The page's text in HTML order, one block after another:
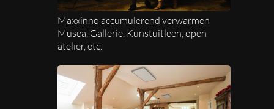
Maxxinno accumulerend verwarmen
Musea, Gallerie, Kunstuitleen, open
atelier, etc.